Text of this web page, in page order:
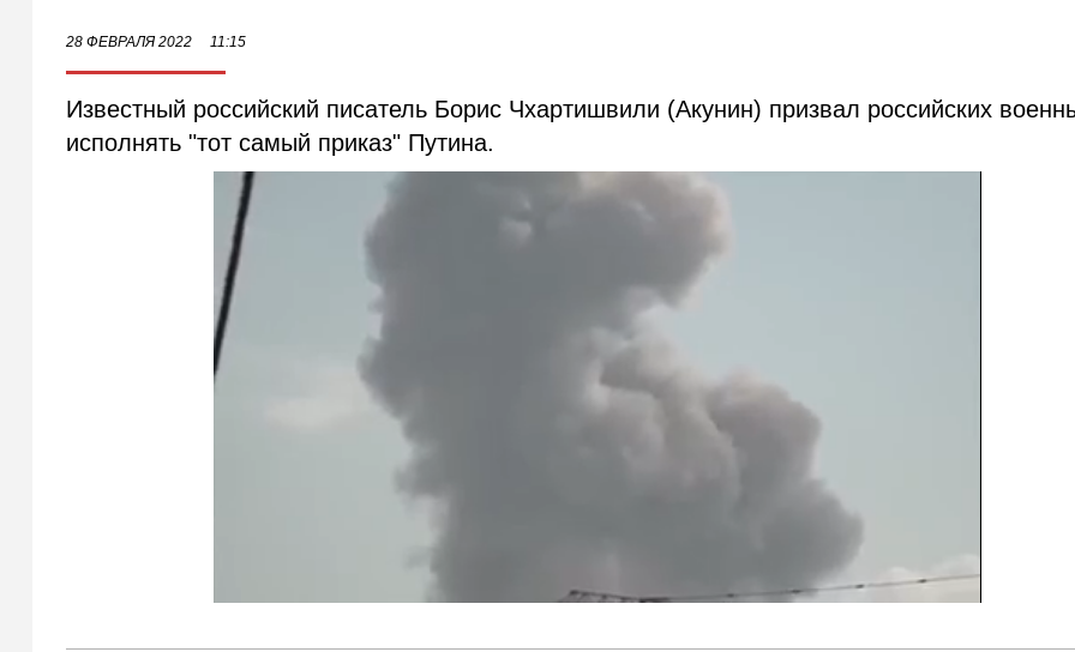
28 ФЕВРАЛЯ 2022 11:15
Известный российский писатель Борис Чхартишвили (Акунин) призвал российских
исполнять "тот самый приказ" Путина.